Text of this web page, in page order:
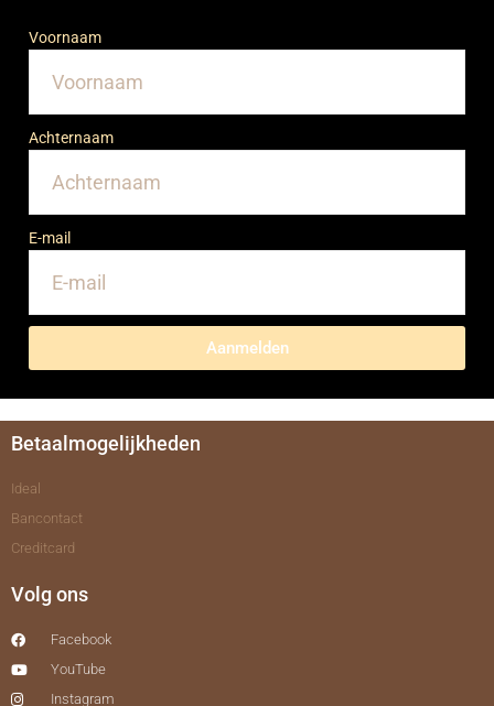
Voornaam
Achternaam
E-mail
Aanmelden
Betaalmogelijkheden
Ideal
Bancontact
Creditcard
Volg ons
Facebook
YouTube
Instagram